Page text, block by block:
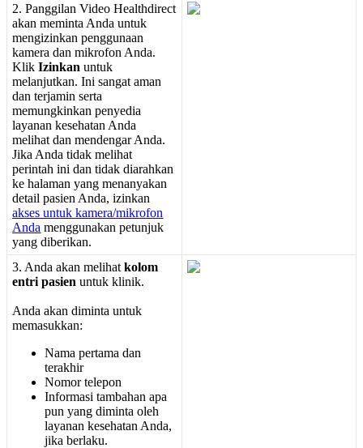
2. Panggilan Video Healthdirect
akan meminta Anda untuk
mengizinkan penggunaan
kamera dan mikrofon Anda.
Klik Izinkan untuk
melanjutkan. Ini sangat aman
dan terjamin serta
memungkinkan penyedia
layanan kesehatan Anda
melihat dan mendengar Anda.
Jika Anda tidak melihat
perintah ini dan tidak diarahkan
ke halaman yang menanyakan
detail pasien Anda, izinkan
akses untuk kamera/mikrofon
Anda menggunakan petunjuk
yang diberikan.
3. Anda akan melihat kolom
entri pasien untuk klinik.
Anda akan diminta untuk
memasukkan:
Nama pertama dan
terakhir
Nomor telepon
Informasi tambahan apa
pun yang diminta oleh
layanan kesehatan Anda,
jika berlaku.